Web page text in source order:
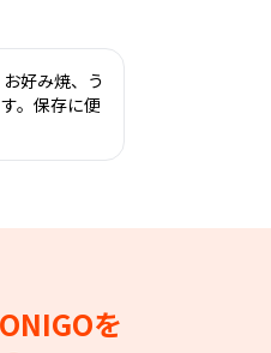
好み焼、う
。保存に便
ONIGOを